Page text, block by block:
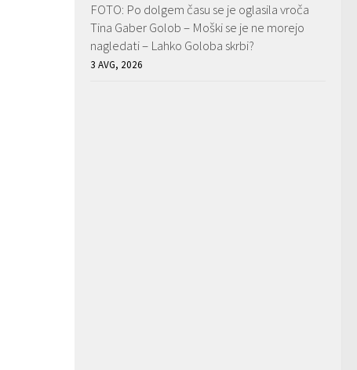
FOTO: Po dolgem času se je oglasila vroča
Tina Gaber Golob – Moški se je ne morejo
nagledati – Lahko Goloba skrbi?
3 AVG, 2026